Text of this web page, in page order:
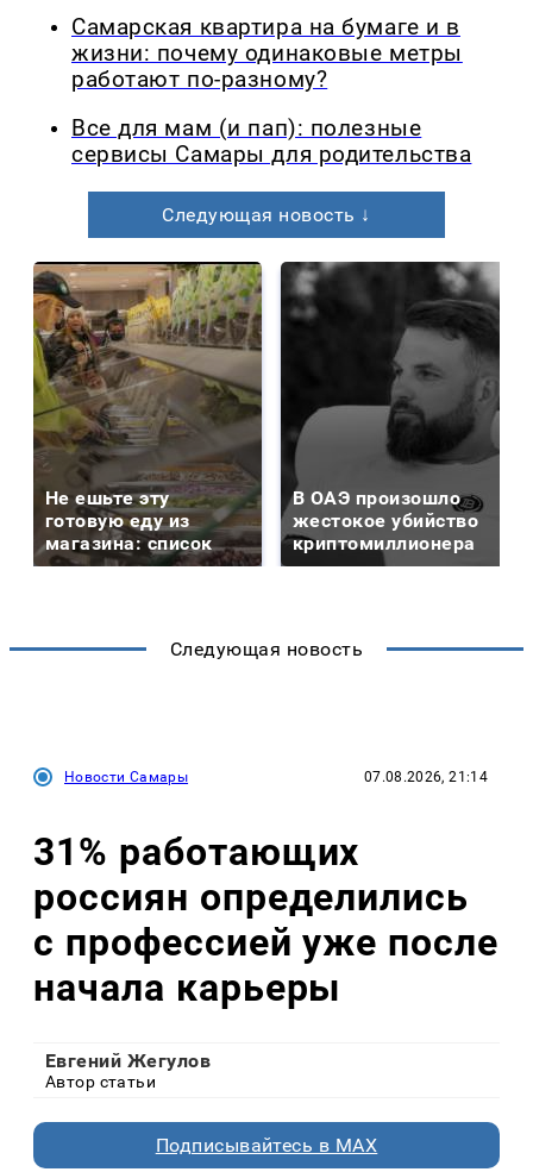
Самарская квартира на бумаге и в
жизни: почему одинаковые метры
работают по-разному?
Все для мам (и пап): полезные
сервисы Самары для родительства
Следующая новость ↓
Не ешьте эту
готовую еду из
магазина: список
В ОАЭ произошло
жестокое убийство
криптомиллионера
Следующая новость
Новости Самары 07.08.2026, 21:14
31% работающих
россиян определились
с профессией уже после
начала карьеры
Евгений Жегулов
Автор статьи
Подписывайтесь в MAX